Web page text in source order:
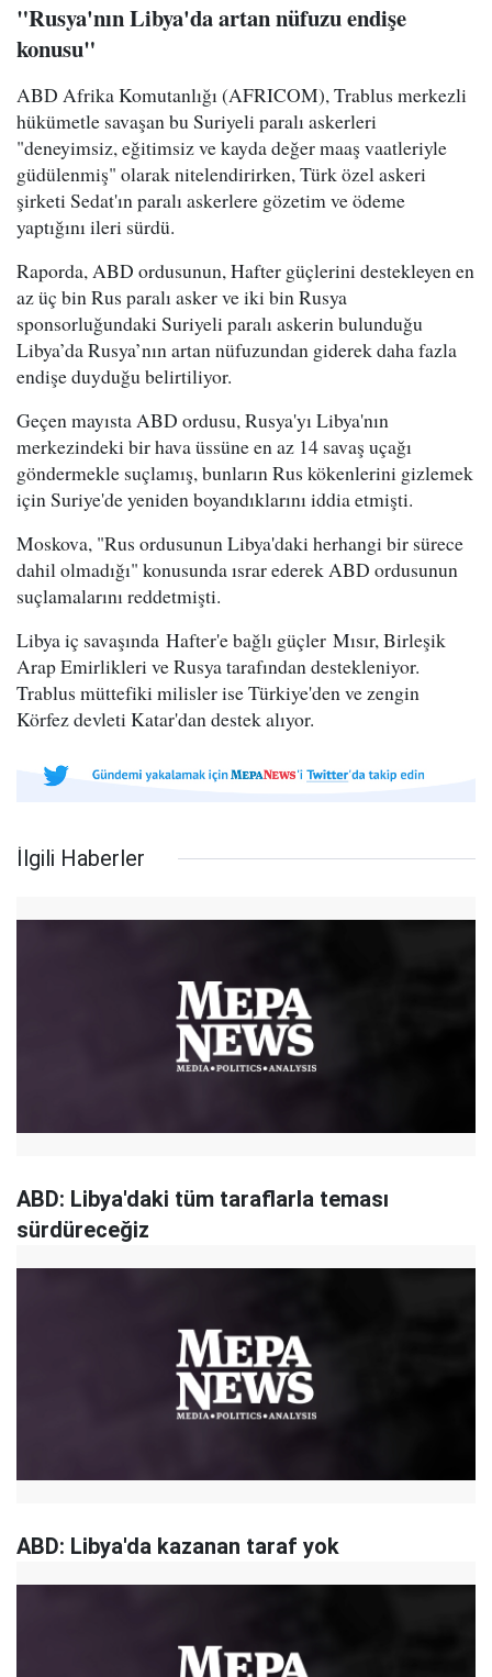
"Rusya'nın Libya'da artan nüfuzu endişe
konusu"
ABD Afrika Komutanlığı (AFRICOM), Trablus merkezli
hükümetle savaşan bu Suriyeli paralı askerleri
"deneyimsiz, eğitimsiz ve kayda değer maaş vaatleriyle
güdülenmiş" olarak nitelendirirken, Türk özel askeri
şirketi Sedat'ın paralı askerlere gözetim ve ödeme
yaptığını ileri sürdü.
Raporda, ABD ordusunun, Hafter güçlerini destekleyen en
az üç bin Rus paralı asker ve iki bin Rusya
sponsorluğundaki Suriyeli paralı askerin bulunduğu
Libya’da Rusya’nın artan nüfuzundan giderek daha fazla
endişe duyduğu belirtiliyor.
Geçen mayısta ABD ordusu, Rusya'yı Libya'nın
merkezindeki bir hava üssüne en az 14 savaş uçağı
göndermekle suçlamış, bunların Rus kökenlerini gizlemek
için Suriye'de yeniden boyandıklarını iddia etmişti.
Moskova, "Rus ordusunun Libya'daki herhangi bir sürece
dahil olmadığı" konusunda ısrar ederek ABD ordusunun
suçlamalarını reddetmişti.
Libya iç savaşında Hafter'e bağlı güçler Mısır, Birleşik
Arap Emirlikleri ve Rusya tarafından destekleniyor.
Trablus müttefiki milisler ise Türkiye'den ve zengin
Körfez devleti Katar'dan destek alıyor.
İlgili Haberler
ABD: Libya'daki tüm taraflarla teması
sürdüreceğiz
ABD: Libya'da kazanan taraf yok